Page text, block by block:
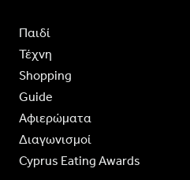
Παιδί
Τέχνη
Shopping
Guide
Aφιερώματα
Διαγωνισμοί
Cyprus Eating Awards